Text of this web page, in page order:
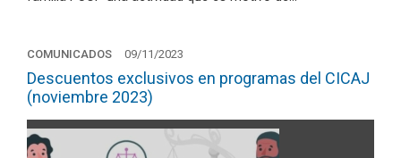
COMUNICADOS 09/11/2023
Descuentos exclusivos en programas del CICAJ
(noviembre 2023)